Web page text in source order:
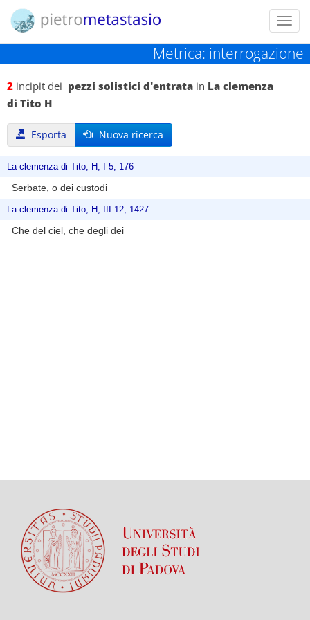
Metrica: interrogazione
2 incipit dei pezzi solistici d'entrata in La clemenza
di Tito H
Esporta Nuova ricerca
La clemenza di Tito, H, I 5, 176
Serbate, o dei custodi
La clemenza di Tito, H, III 12, 1427
Che del ciel, che degli dei